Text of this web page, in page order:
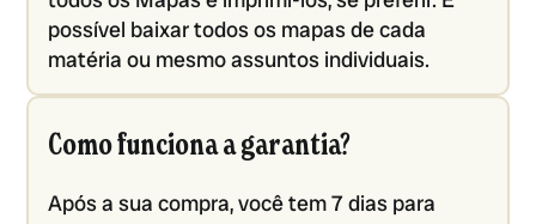
possível baixar todos os mapas de cada
matéria ou mesmo assuntos individuais.
Como funciona a garantia?
Após a sua compra, você tem 7 dias para